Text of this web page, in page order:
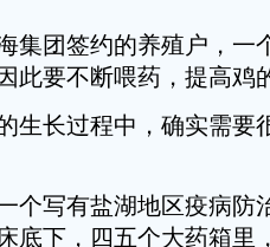
团签约的养殖户，一
此要不断喂药，提高鸡
长过程中，确实需要
写有盐湖地区疫病防
底下，四五个大药箱里